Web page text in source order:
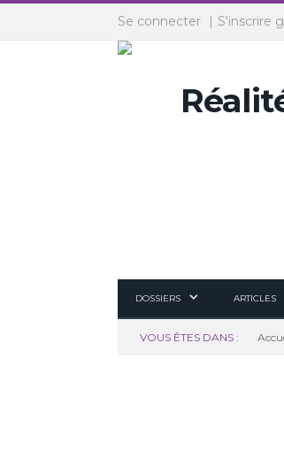
Panneau de gestion des cookies
Se connecter S'inscrire
DOSSIERS ARTICLES
VOUS ÊTES DANS :